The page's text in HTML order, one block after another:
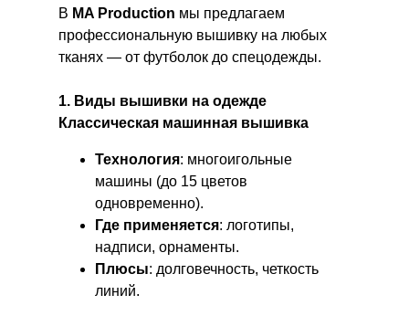
В MA Production мы предлагаем
профессиональную вышивку на любых
тканях — от футболок до спецодежды.
1. Виды вышивки на одежде
Классическая машинная вышивка
Технология: многоигольные
машины (до 15 цветов
одновременно).
Где применяется: логотипы,
надписи, орнаменты.
Плюсы: долговечность, четкость
линий.